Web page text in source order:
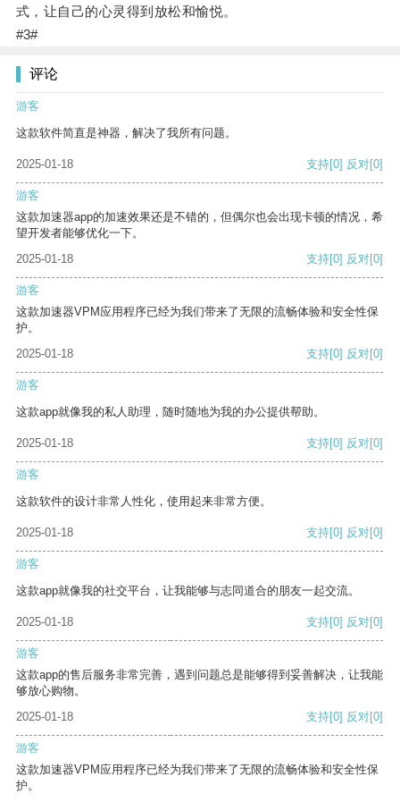
式，让自己的心灵得到放松和愉悦。
#3#
评论
游客
这款软件简直是神器，解决了我所有问题。
2025-01-18 支持[0] 反对[0]
游客
这款加速器app的加速效果还是不错的，但偶尔也会出现卡顿的情况，希
望开发者能够优化一下。
2025-01-18
支持[0] 反对[0]
游客
这款加速器VPM应用程序已经为我们带来了无限的流畅体验和安全性保
护。
2025-01-18
支持[0] 反对[0]
游客
这款app就像我的私人助理，随时随地为我的办公提供帮助。
2025-01-18 支持[0] 反对[0]
游客
这款软件的设计非常人性化，使用起来非常方便。
2025-01-18 支持[0] 反对[0]
游客
这款app就像我的社交平台，让我能够与志同道合的朋友一起交流。
2025-01-18 支持[0] 反对[0]
游客
这款app的售后服务非常完善，遇到问题总是能够得到妥善解决，让我能
够放心购物。
2025-01-18
支持[0] 反对[0]
游客
这款加速器VPM应用程序已经为我们带来了无限的流畅体验和安全性保
护。